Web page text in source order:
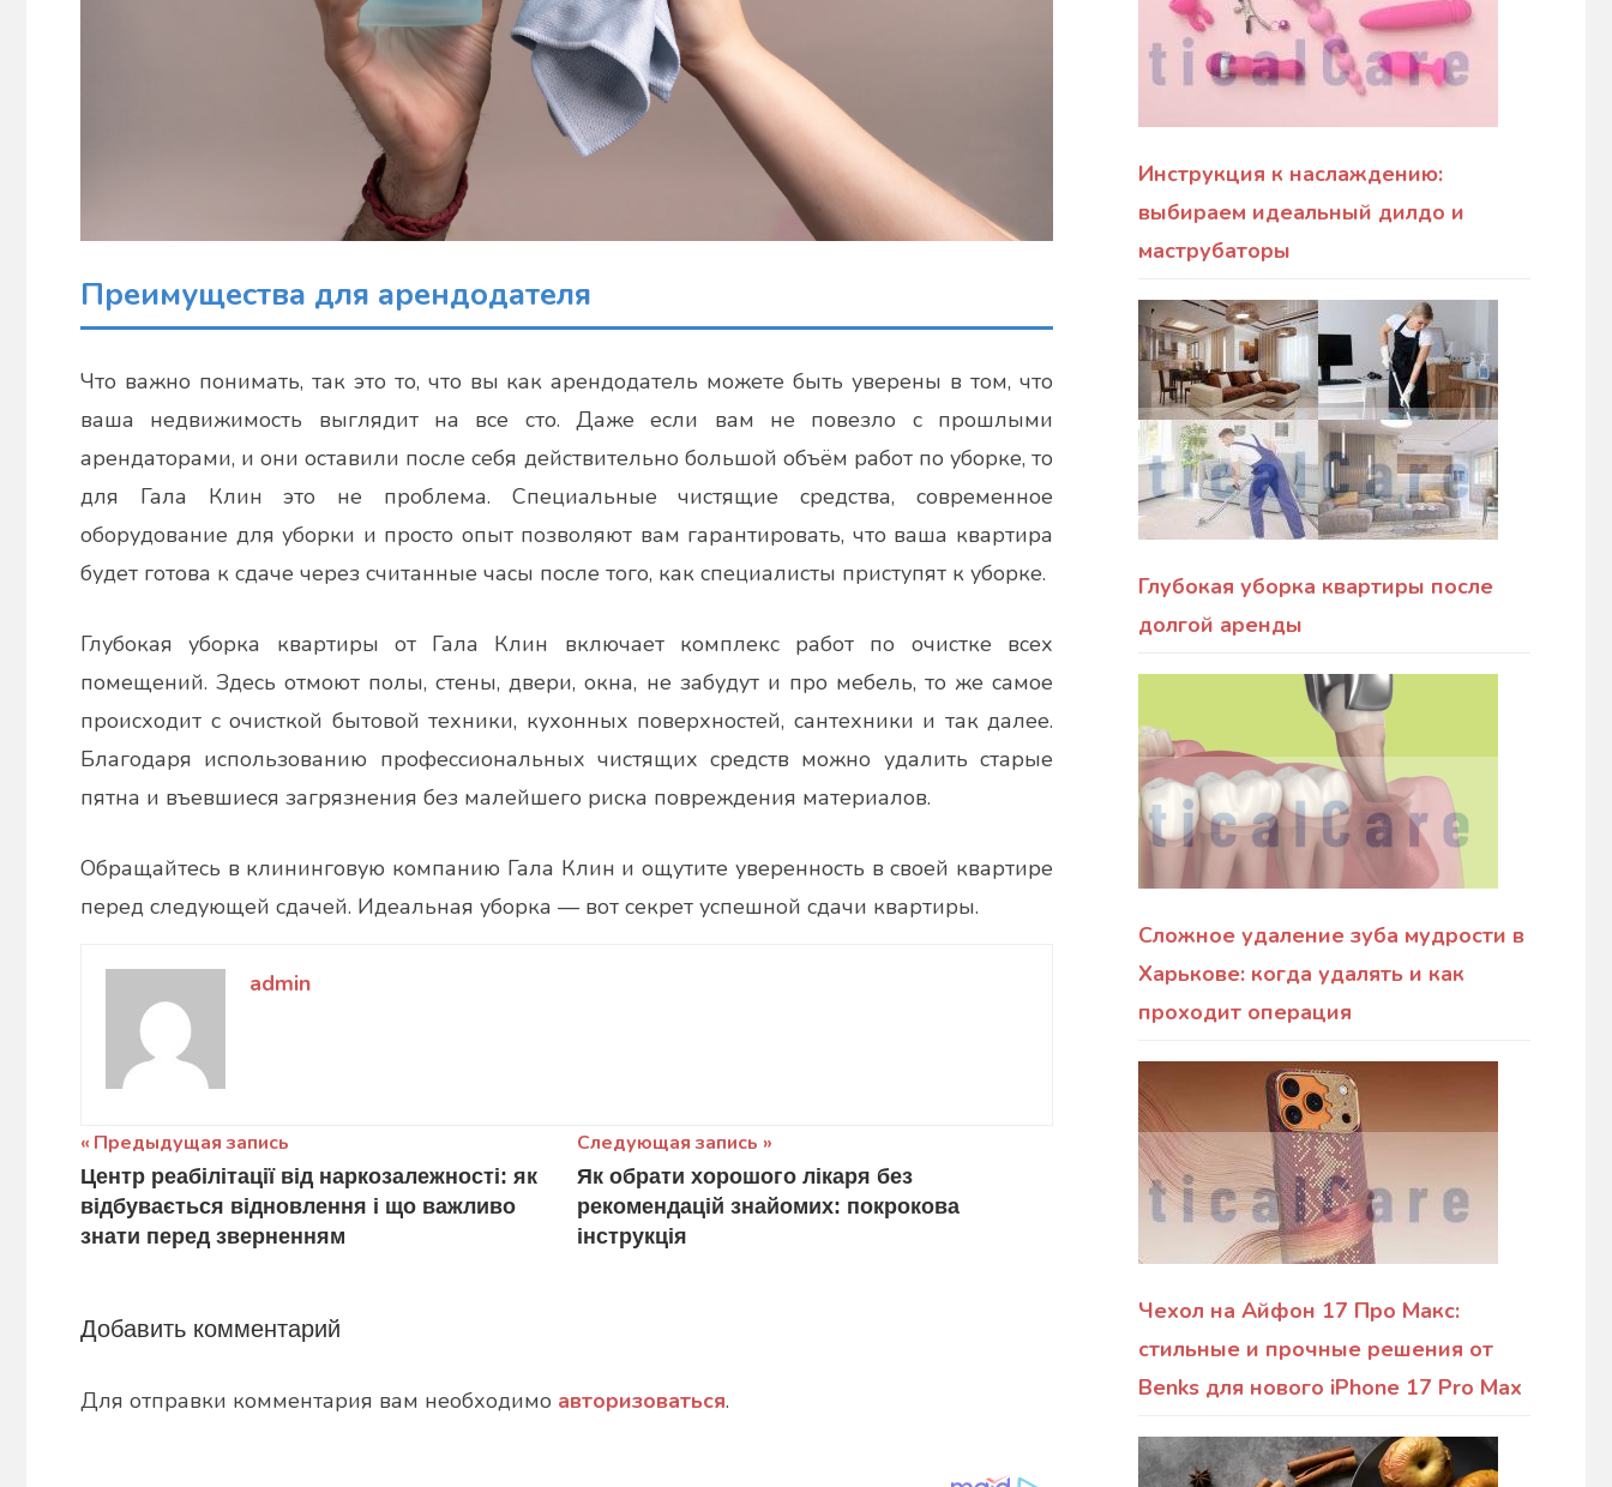
Преимущества для арендодателя
Что важно понимать, так это то, что вы как арендодатель можете быть уверены в том, что
ваша недвижимость выглядит на все сто. Даже если вам не повезло с прошлыми
арендаторами, и они оставили после себя действительно большой объём работ по уборке, то
для Гала Клин это не проблема. Специальные чистящие средства, современное
оборудование для уборки и просто опыт позволяют вам гарантировать, что ваша квартира
будет готова к сдаче через считанные часы после того, как специалисты приступят к уборке.
Глубокая уборка квартиры от Гала Клин включает комплекс работ по очистке всех
помещений. Здесь отмоют полы, стены, двери, окна, не забудут и про мебель, то же самое
происходит с очисткой бытовой техники, кухонных поверхностей, сантехники и так далее.
Благодаря использованию профессиональных чистящих средств можно удалить старые
пятна и въевшиеся загрязнения без малейшего риска повреждения материалов.
Обращайтесь в клининговую компанию Гала Клин и ощутите уверенность в своей квартире
перед следующей сдачей. Идеальная уборка — вот секрет успешной сдачи квартиры.
admin
Навигация
по
записям
Предыдущая запись
Центр реабілітації від наркозалежності: як
відбувається відновлення і що важливо
знати перед зверненням
Следующая запись
Як обрати хорошого лікаря без
рекомендацій знайомих: покрокова
інструкція
Добавить комментарий
Для отправки комментария вам необходимо авторизоваться.
Инструкция к наслаждению:
выбираем идеальный дилдо и
маструбаторы
Глубокая уборка квартиры после
долгой аренды
Сложное удаление зуба мудрости в
Харькове: когда удалять и как
проходит операция
Чехол на Айфон 17 Про Макс:
стильные и прочные решения от
Benks для нового iPhone 17 Pro Max